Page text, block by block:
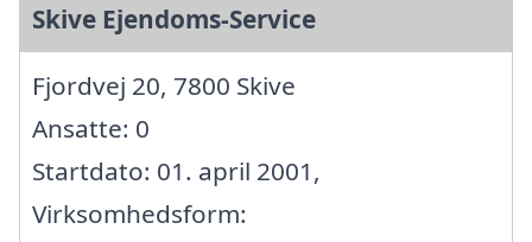
Skive Ejendoms-Service
Fjordvej 20, 7800 Skive
Ansatte: 0
Startdato: 01. april 2001,
Virksomhedsform: